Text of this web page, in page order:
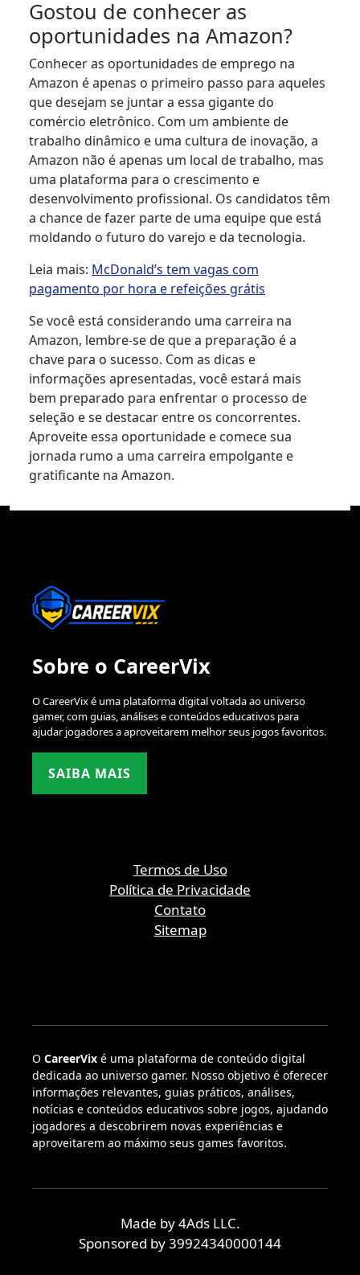
Gostou de conhecer as
oportunidades na Amazon?
Conhecer as oportunidades de emprego na
Amazon é apenas o primeiro passo para aqueles
que desejam se juntar a essa gigante do
comércio eletrônico. Com um ambiente de
trabalho dinâmico e uma cultura de inovação, a
Amazon não é apenas um local de trabalho, mas
uma plataforma para o crescimento e
desenvolvimento profissional. Os candidatos têm
a chance de fazer parte de uma equipe que está
moldando o futuro do varejo e da tecnologia.
Leia mais: McDonald’s tem vagas com
pagamento por hora e refeições grátis
Se você está considerando uma carreira na
Amazon, lembre-se de que a preparação é a
chave para o sucesso. Com as dicas e
informações apresentadas, você estará mais
bem preparado para enfrentar o processo de
seleção e se destacar entre os concorrentes.
Aproveite essa oportunidade e comece sua
jornada rumo a uma carreira empolgante e
gratificante na Amazon.
Sobre o CareerVix
O CareerVix é uma plataforma digital voltada ao universo
gamer, com guias, análises e conteúdos educativos para
ajudar jogadores a aproveitarem melhor seus jogos favoritos.
SAIBA MAIS
Termos de Uso
Política de Privacidade
Contato
Sitemap
O CareerVix é uma plataforma de conteúdo digital
dedicada ao universo gamer. Nosso objetivo é oferecer
informações relevantes, guias práticos, análises,
notícias e conteúdos educativos sobre jogos, ajudando
jogadores a descobrirem novas experiências e
aproveitarem ao máximo seus games favoritos.
Made by 4Ads LLC.
Sponsored by 39924340000144